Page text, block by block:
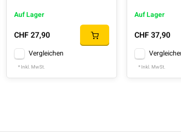
Auf Lager
CHF 27,90
Vergleichen
* Inkl. MwSt.
Auf Lager
CHF 37,90
* Inkl. MwSt.